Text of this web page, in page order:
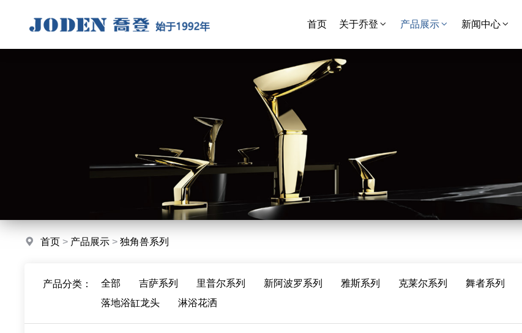
首页 关于乔登 产品展示 新闻中心
首页 > 产品展示 >独角兽系列
产品分类： 全部 吉萨系列 里普尔系列 新阿波罗系列 雅斯系列 克莱尔系列 舞者系列
落地浴缸龙头
淋浴花洒